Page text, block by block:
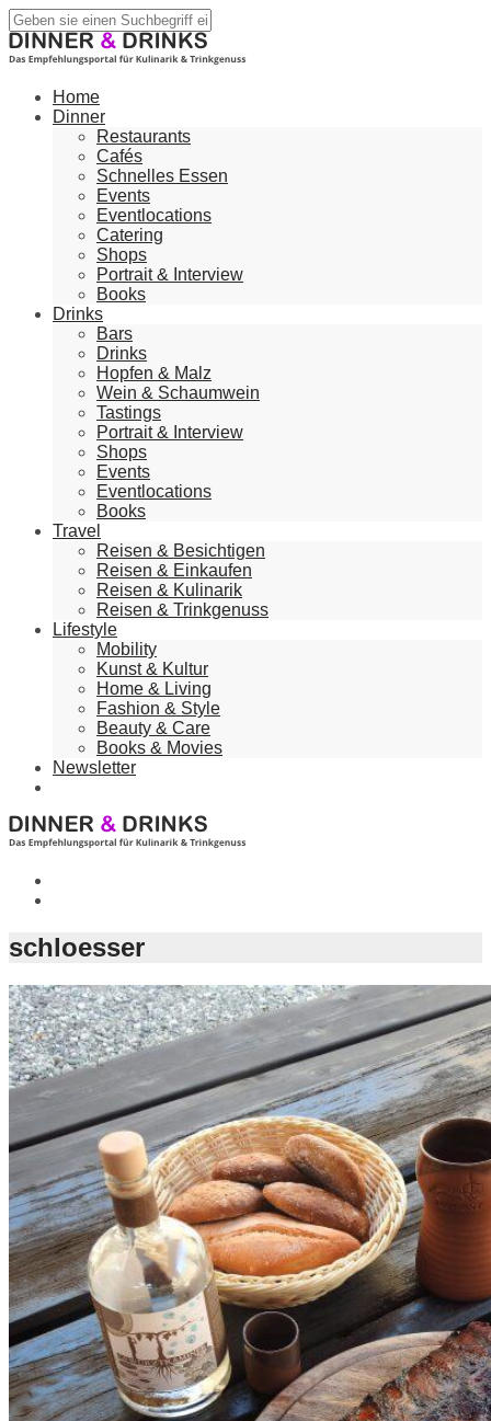
Home
Dinner
Restaurants
Cafés
Schnelles Essen
Events
Eventlocations
Catering
Shops
Portrait & Interview
Books
Drinks
Bars
Drinks
Hopfen & Malz
Wein & Schaumwein
Tastings
Portrait & Interview
Shops
Events
Eventlocations
Books
Travel
Reisen & Besichtigen
Reisen & Einkaufen
Reisen & Kulinarik
Reisen & Trinkgenuss
Lifestyle
Mobility
Kunst & Kultur
Home & Living
Fashion & Style
Beauty & Care
Books & Movies
Newsletter
schloesser